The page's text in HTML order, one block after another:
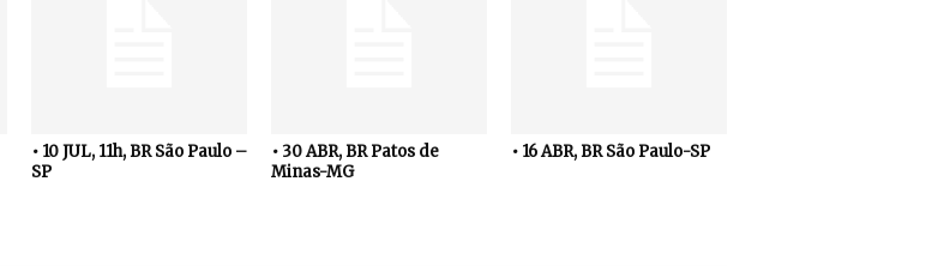
• 10 JUL, 11h, BR São Paulo –
SP
• 30 ABR, BR Patos de
Minas-MG
• 16 ABR, BR São Paulo-SP